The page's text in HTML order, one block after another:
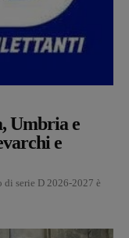
Umbria e
e
serie D 2026-2027 è